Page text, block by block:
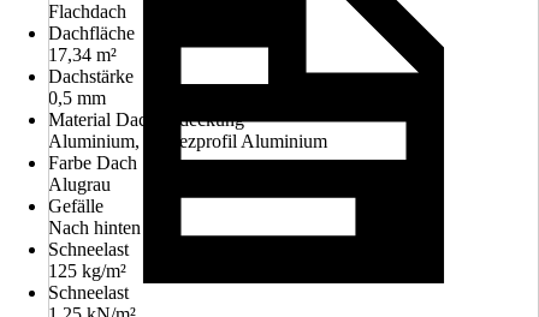
Flachdach
Dachfläche
17,34 m²
Dachstärke
0,5 mm
Material Dacheindeckung
Aluminium, Trapezprofil Aluminium
Farbe Dach
Alugrau
Gefälle
Nach hinten
Schneelast
125 kg/m²
Schneelast